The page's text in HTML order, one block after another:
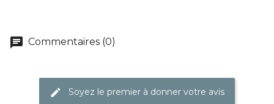
chat Commentaires (0)
edit Soyez le premier à donner votre avis